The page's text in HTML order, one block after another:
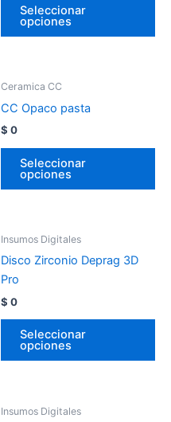
Seleccionar
opciones
Ceramica CC
CC Opaco pasta
$ 0
Seleccionar
opciones
Insumos Digitales
Disco Zirconio Deprag 3D
Pro
$ 0
Seleccionar
opciones
Insumos Digitales